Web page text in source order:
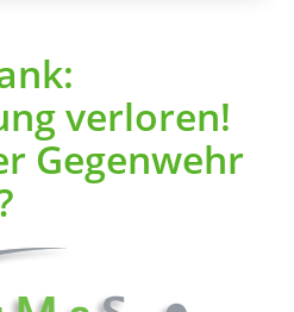
verloren!
Gegenwehr